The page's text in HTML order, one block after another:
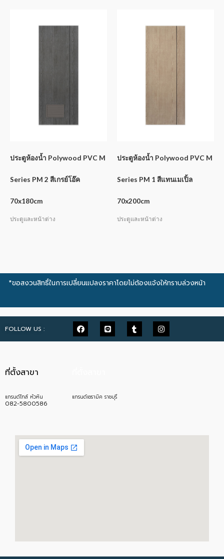
ประตูห้องน้ำ Polywood PVC M
Series PM 2 สีเกรย์โอ๊ค
70x180cm
ประตูและหน้าต่าง
ประตูห้องน้ำ Polywood PVC M
Series PM 1 สีแทนเมเปิ้ล
70x200cm
ประตูและหน้าต่าง
*ขอสงวนสิทธิ์ในการเปลี่ยนแปลงราคาโดยไม่ต้องแจ้งให้ทราบล่วงหน้า
FOLLOW US :
ที่ตั้งสาขา
แกรนด์ไทล์ หัวหิน
082-5800586
แกรนด์เซรามิค ราชบุรี